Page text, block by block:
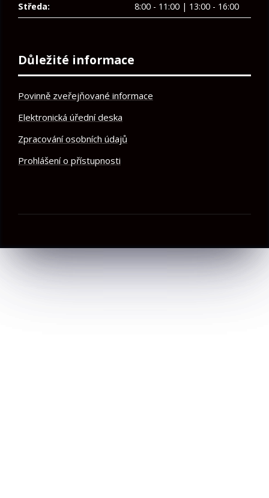
Středa:
8:00 - 11:00 | 13:00 - 16:00
Důležité informace
Povinně zveřejňované informace
Elektronická úřední deska
Zpracování osobních údajů
Prohlášení o přístupnosti